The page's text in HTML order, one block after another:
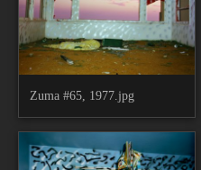
Zuma #65, 1977.jpg